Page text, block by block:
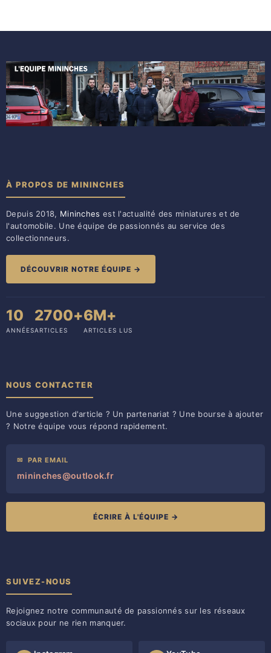
À PROPOS DE MININCHES
Depuis 2018, Mininches est l'actualité des miniatures et de
l'automobile. Une équipe de passionnés au service des
collectionneurs.
DÉCOUVRIR NOTRE ÉQUIPE →
10
ANNÉES
2700+
ARTICLES
6M+
ARTICLES LUS
NOUS CONTACTER
Une suggestion d'article ? Un partenariat ? Une bourse à ajouter
? Notre équipe vous répond rapidement.
✉ PAR EMAIL
mininches@outlook.fr
ÉCRIRE À L'ÉQUIPE →
SUIVEZ-NOUS
Rejoignez notre communauté de passionnés sur les réseaux
sociaux pour ne rien manquer.